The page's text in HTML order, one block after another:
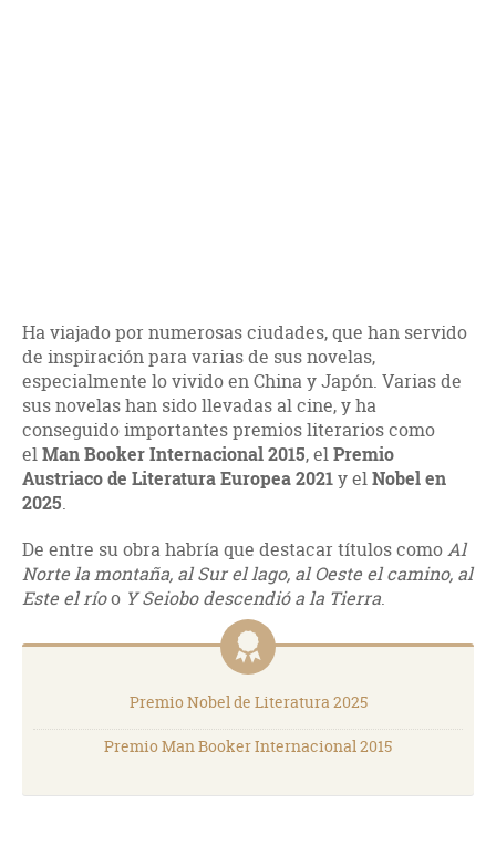
Ha viajado por numerosas ciudades, que han servido
de inspiración para varias de sus novelas,
especialmente lo vivido en China y Japón. Varias de
sus novelas han sido llevadas al cine, y ha
conseguido importantes premios literarios como
elMan Booker Internacional 2015, elPremio
Austriaco de Literatura Europea 2021y elNobel en
2025.
De entre su obra habría que destacar títulos comoAl
Norte la montaña, al Sur el lago, al Oeste el camino, al
Este el ríoo Y Seiobo descendió a la Tierra.
Premio Nobel de Literatura 2025
Premio Man Booker Internacional 2015